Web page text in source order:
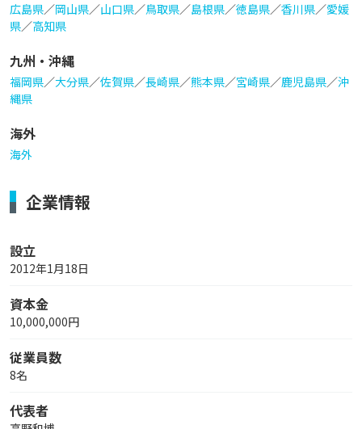
広島県／岡山県／山口県／鳥取県／島根県／徳島県／香川県／愛媛
県／高知県
九州・沖縄
福岡県／大分県／佐賀県／長崎県／熊本県／宮崎県／鹿児島県／沖
縄県
海外
海外
企業情報
設立
2012年1月18日
資本金
10,000,000円
従業員数
8名
代表者